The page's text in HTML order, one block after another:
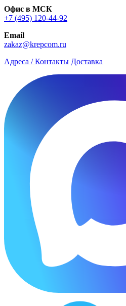
Офис в МСК
+7 (495) 120-44-92
Email
zakaz@krepcom.ru
Адреса / Контакты Доставка